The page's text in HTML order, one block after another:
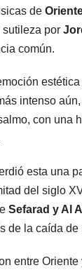
de
sutileza por
común.
intenso
con una
esta una
del siglo
Sefarad y Al
de la caída
entre